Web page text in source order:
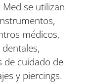
se utilizan
médicos,
de cuidado de
y piercings.